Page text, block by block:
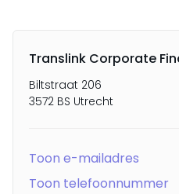
Translink Corporate
Biltstraat 206
3572 BS Utrecht
Toon e-mailadres
Toon telefoonnummer